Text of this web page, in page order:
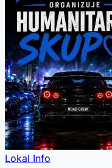
Lokal Info